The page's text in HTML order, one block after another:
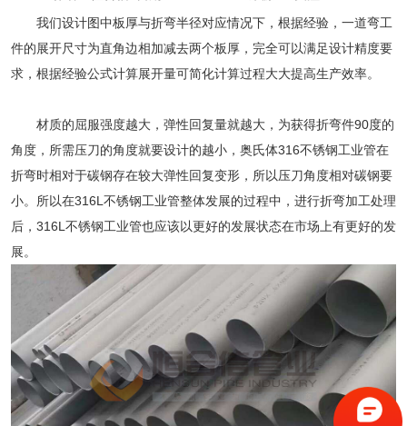
我们设计图中板厚与折弯半径对应情况下，根据经验，一道弯工
件的展开尺寸为直角边相加减去两个板厚，完全可以满足设计精度要
求，根据经验公式计算展开量可简化计算过程大大提高生产效率。
材质的屈服强度越大，弹性回复量就越大，为获得折弯件90度的
角度，所需压刀的角度就要设计的越小，奥氏体316不锈钢工业管在
折弯时相对于碳钢存在较大弹性回复变形，所以压刀角度相对碳钢要
小。所以在316L不锈钢工业管整体发展的过程中，进行折弯加工处理
后，316L不锈钢工业管也应该以更好的发展状态在市场上有更好的发
展。